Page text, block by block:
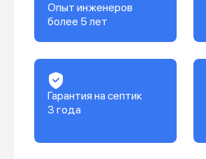
Опыт инженеров
более 5 лет
Гарантия на септик
3 года